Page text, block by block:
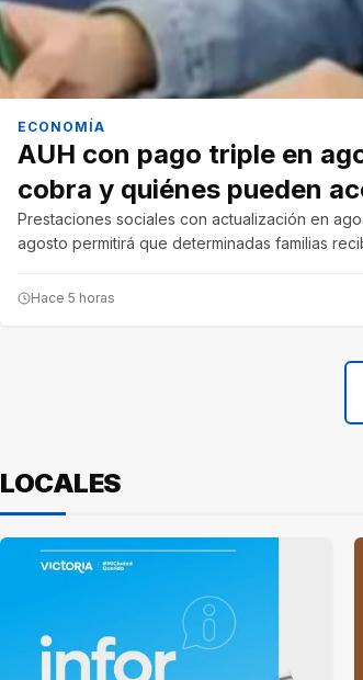
ECONOMÍA
AUH con pago triple en
cobra y quiénes pueden
Prestaciones sociales con actualización en
agosto permitirá que determinadas familias
Hace 5 horas
LOCALES